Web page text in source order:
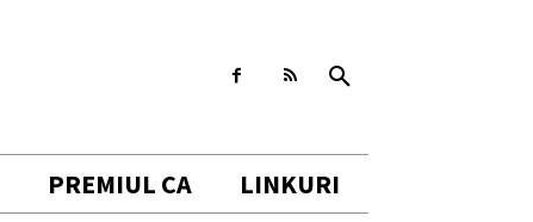
PREMIUL CA LINKURI